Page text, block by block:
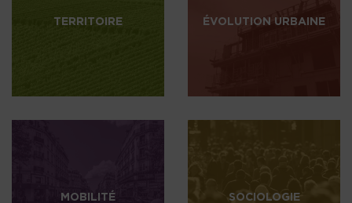
TERRITOIRE ÉVOLUTION URBAINE
MOBILITÉ SOCIOLOGIE